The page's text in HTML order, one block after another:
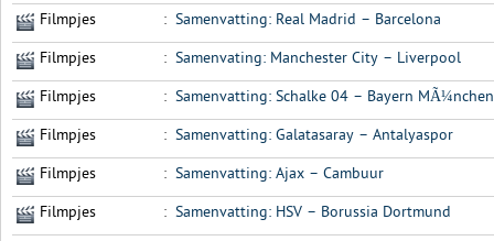
Filmpjes : Samenvatting: Real Madrid – Barcelona
Filmpjes : Samenvating: Manchester City – Liverpool
Filmpjes : Samenvatting: Schalke 04 – Bayern MÃ¼nchen
Filmpjes : Samenvatting: Galatasaray – Antalyaspor
Filmpjes : Samenvatting: Ajax – Cambuur
Filmpjes : Samenvatting: HSV – Borussia Dortmund